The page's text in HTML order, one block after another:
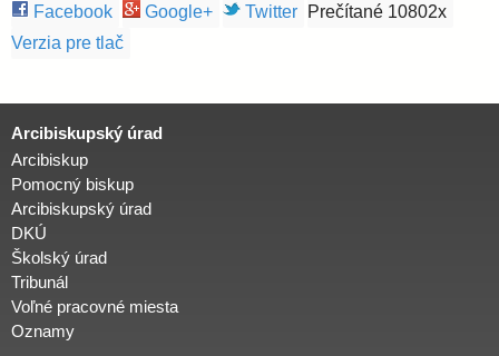
Facebook Google+ Twitter
Prečítané 10802x
Verzia pre tlač
Arcibiskupský úrad
Arcibiskup
Pomocný biskup
Arcibiskupský úrad
DKÚ
Školský úrad
Tribunál
Voľné pracovné miesta
Oznamy